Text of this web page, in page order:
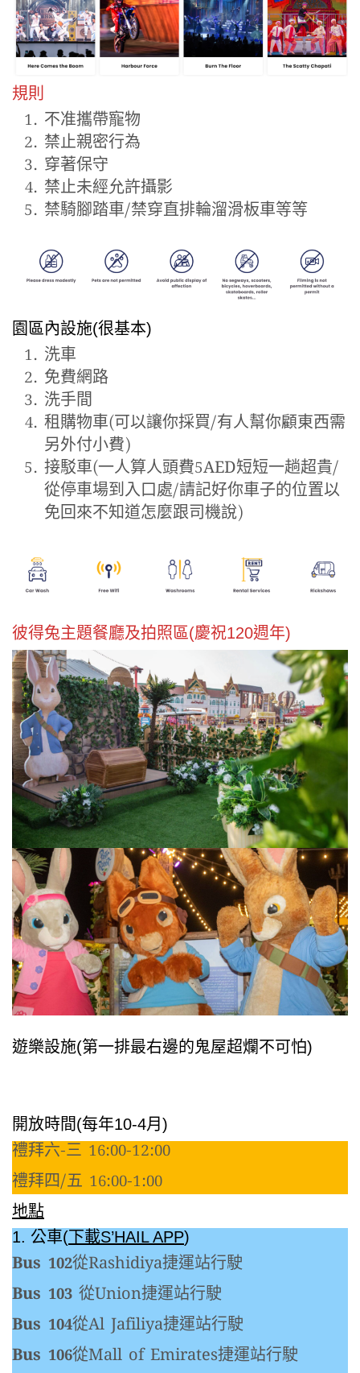
規則
不准攜帶寵物
禁止親密行為
穿著保守
禁止未經允許攝影
禁騎腳踏車/禁穿直排輪溜滑板車等等
園區內設施(很基本)
洗車
免費網路
洗手間
租購物車(可以讓你採買/有人幫你顧東西需
另外付小費)
接駁車(一人算人頭費5AED短短一趟超貴/
從停車場到入口處/請記好你車子的位置以
免回來不知道怎麼跟司機說)
彼得兔主題餐廳及拍照區(慶祝120週年)
遊樂設施(第一排最右邊的鬼屋超爛不可怕)
開放時間(每年10-4月)
禮拜六-三 16:00-12:00
禮拜四/五 16:00-1:00
地點
1. 公車(下載S’HAIL APP)
Bus 102從Rashidiya捷運站行駛
Bus 103 從Union捷運站行駛
Bus 104從Al Jafiliya捷運站行駛
Bus 106從Mall of Emirates捷運站行駛